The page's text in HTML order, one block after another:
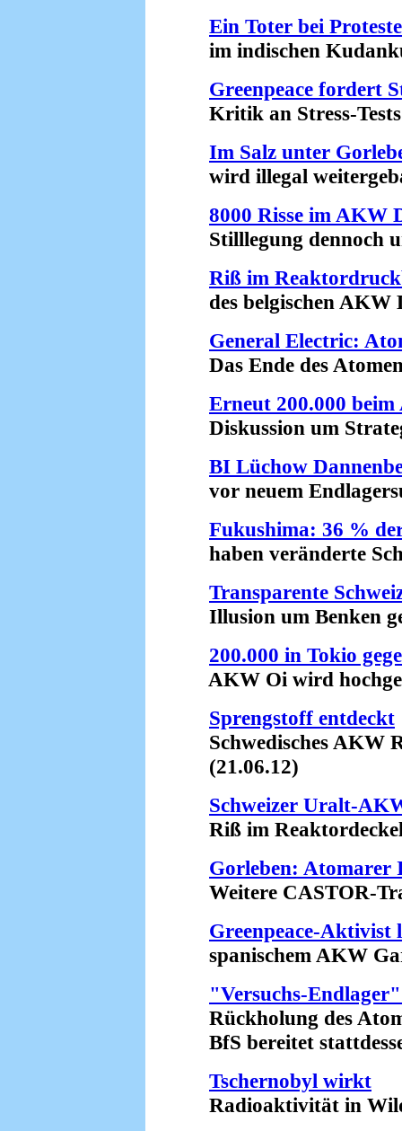
Ein Toter bei
im indischen
Greenpeace fordert
Kritik an Stress-Tests
Im Salz unter
wird illegal
8000 Risse im AKW
Stilllegung dennoch
Riß im
des belgischen AKW
General Electric:
Das Ende des
Erneut 200.000
Diskussion um
BI Lüchow
vor neuem
Fukushima: 36 %
haben veränderte
Transparente
Illusion um Benken
200.000 in Tokio
AKW Oi wird
Sprengstoff entdeckt
Schwedisches AKW
(21.06.12)
Schweizer Uralt-
Riß im
Gorleben: Atomarer
Weitere CASTOR-
Greenpeace-Aktivist
spanischem AKW
"Versuchs-
Rückholung des
BfS bereitet
Tschernobyl wirkt
Radioaktivität in